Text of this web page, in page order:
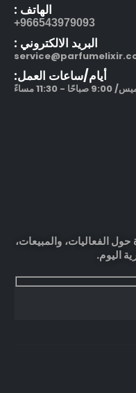
الهاتف :
966543979093+
البريد الالكتروني :
أيام/ساعات العمل:
11:30 مساءً
الفعاليات، والمبيعات،
اليوم.